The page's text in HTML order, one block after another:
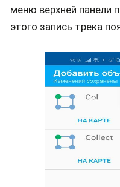
меню верхней панели
этого запись трека